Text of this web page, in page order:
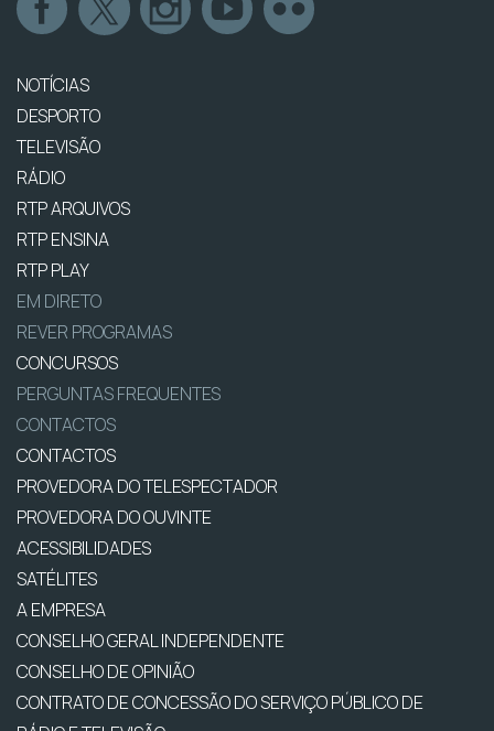
NOTÍCIAS
DESPORTO
TELEVISÃO
RÁDIO
RTP ARQUIVOS
RTP ENSINA
RTP PLAY
EM DIRETO
REVER PROGRAMAS
CONCURSOS
PERGUNTAS FREQUENTES
CONTACTOS
CONTACTOS
PROVEDORA DO TELESPECTADOR
PROVEDORA DO OUVINTE
ACESSIBILIDADES
SATÉLITES
A EMPRESA
CONSELHO GERAL INDEPENDENTE
CONSELHO DE OPINIÃO
CONTRATO DE CONCESSÃO DO SERVIÇO PÚBLICO DE